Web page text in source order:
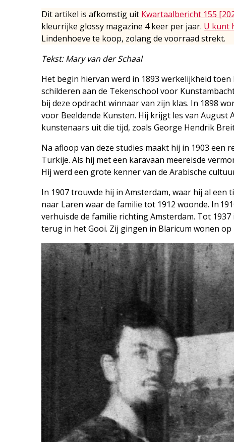
Dit artikel is afkomstig uit Kwartaalbericht 155
kleurrijke glossy magazine 4 keer per jaar. U kunt
Lindenhoeve te koop, zolang de voorraad strekt.
Tekst: Mary van der Schaal
Het begin hiervan werd in 1893 werkelijkheid
schilderen aan de Tekenschool voor
bij deze opdracht winnaar van zijn klas. In 1898
voor Beeldende Kunsten. Hij krijgt les van August
kunstenaars uit die tijd, zoals George Hendrik
Na afloop van deze studies maakt hij in 1903 een
Turkije. Als hij met een karavaan meereisde
Hij werd een grote kenner van de Arabische
In 1907 trouwde hij in Amsterdam, waar hij al een
naar Laren waar de familie tot 1912 woonde. In
verhuisde de familie richting Amsterdam. Tot
terug in het Gooi. Zij gingen in Blaricum wonen